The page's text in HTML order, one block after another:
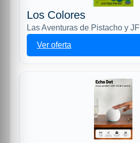
Los Colores
Las Aventuras de Pistacho y JF
Ver oferta